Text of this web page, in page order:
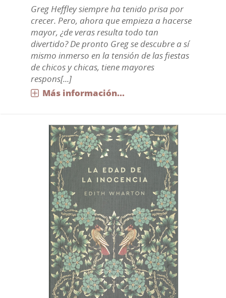
Greg Heffley siempre ha tenido prisa por
crecer. Pero, ahora que empieza a hacerse
mayor, ¿de veras resulta todo tan
divertido? De pronto Greg se descubre a sí
mismo inmerso en la tensión de las fiestas
de chicos y chicas, tiene mayores
respons[...]
Más información...